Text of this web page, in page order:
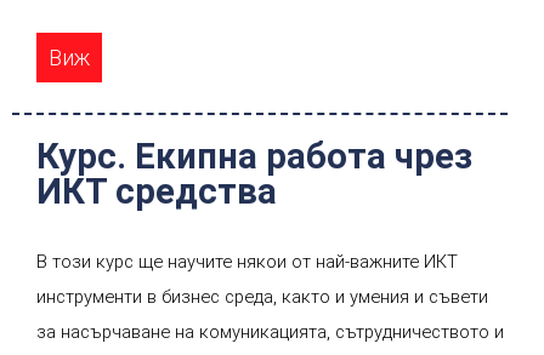
екипната работа, координирането с другите,
имаме привлекателна, продуктивна и удовлетворителна
работна среда, което от своя страна ще ни помогне да
предизвикателства, които понастоящем преживяваме
в променящата се работна среда.
Виж
Курс. Екипна работа чрез
ИКТ средства
В този курс ще научите някои от най-важните ИКТ
инструменти в бизнес среда, както и умения и съвети
за насърчаване на комуникацията, сътрудничеството и